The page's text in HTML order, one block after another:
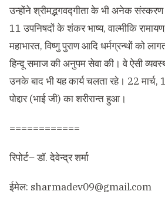
उन्होंने श्रीमद्भगवद्गीता के भी अनेक
11उपनिषदों के शंकर भाष्य,वाल्मीकि रामायण
महाभारत,विष्णु पुराण आदि धर्मग्रन्थों को
हिन्दू समाज की अनुपम सेवा की। वे ऐसी
उनके बाद भी यह कार्य चलता रहे। 22मार्च,
पोद्दार(भाई जी)का शरीरान्त हुआ।
============
रिपोर्ट–डॉ.देवेन्द्र शर्मा
ईमेल: sharmadev09@gmail.com